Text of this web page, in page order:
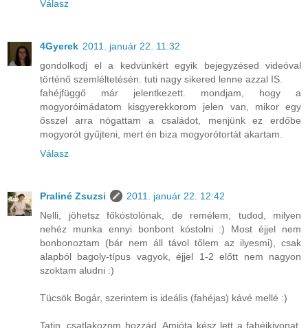
Válasz
4Gyerek 2011. január 22. 11:32
gondolkodj el a kedvünkért egyik bejegyzésed videóval
történő szemléltetésén. tuti nagy sikered lenne azzal IS.
fahéjfüggő már jelentkezett. mondjam, hogy a
mogyoróimádatom kisgyerekkorom jelen van, mikor egy
ősszel arra nógattam a családot, menjünk ez erdőbe
mogyorót gyűjteni, mert én biza mogyorótortát akartam.
Válasz
Praliné Zsuzsi
2011. január 22. 12:42
Nelli, jöhetsz főkóstolónak, de remélem, tudod, milyen
nehéz munka ennyi bonbont kóstolni :) Most éjjel nem
bonbonoztam (bár nem áll távol tőlem az ilyesmi), csak
alapból bagoly-típus vagyok, éjjel 1-2 előtt nem nagyon
szoktam aludni :)
Tücsök Bogár, szerintem is ideális (fahéjas) kávé mellé :)
Tatin, csatlakozom hozzád. Amióta kész lett a fahéjkivonat,